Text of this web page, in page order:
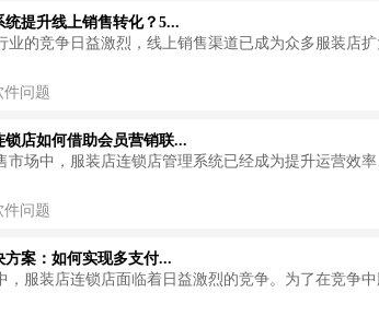
提升线上销售转化？5...
的竞争日益激烈，线上销售渠道已成为众多服装店扩
件问题
店如何借助会员营销联...
市场中，服装店连锁店管理系统已经成为提升运营效
件问题
案：如何实现多支付...
，服装店连锁店面临着日益激烈的竞争。为了在竞争